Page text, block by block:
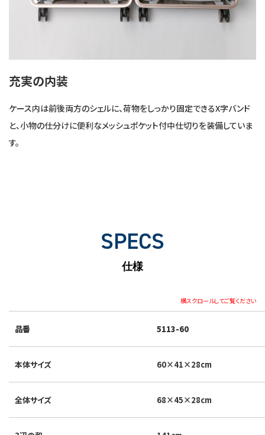
充実の内装
ケース内は前後両方のシェルに、荷物をしっかり固定できるX字バンド
と、小物の仕分けに便利なメッシュポケット付中仕切りを装備していま
す。
SPECS
仕様
横スクロールしてご覧ください
品番 5113-60
本体サイズ 60×41×28cm
全体サイズ 68×45×28cm